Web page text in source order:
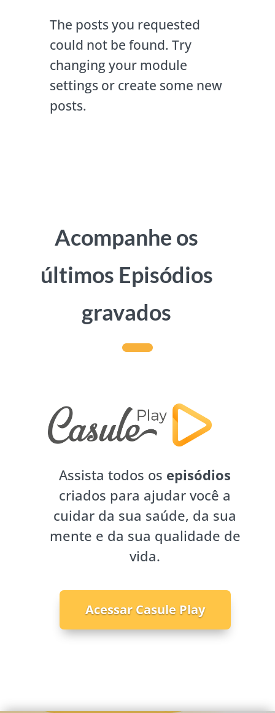
The posts you requested
could not be found. Try
changing your module
settings or create some new
posts.
Acompanhe os
últimos Episódios
gravados
Assista todos os episódios
criados para ajudar você a
cuidar da sua saúde, da sua
mente e da sua qualidade de
vida.
Acessar Casule Play